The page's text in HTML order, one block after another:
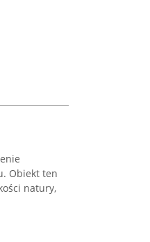
Obiekt ten
natury,